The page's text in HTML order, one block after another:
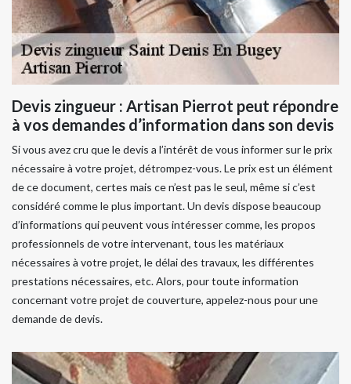
Devis zingueur : Artisan Pierrot peut répondre
à vos demandes d’information dans son devis
Si vous avez cru que le devis a l’intérêt de vous informer sur le prix
nécessaire à votre projet, détrompez-vous. Le prix est un élément
de ce document, certes mais ce n’est pas le seul, même si c’est
considéré comme le plus important. Un devis dispose beaucoup
d’informations qui peuvent vous intéresser comme, les propos
professionnels de votre intervenant, tous les matériaux
nécessaires à votre projet, le délai des travaux, les différentes
prestations nécessaires, etc. Alors, pour toute information
concernant votre projet de couverture, appelez-nous pour une
demande de devis.